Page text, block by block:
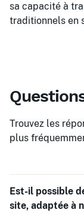
sa capacité à
traditionnels en
Trouvez les
plus
Est-il possible
site, adaptée à